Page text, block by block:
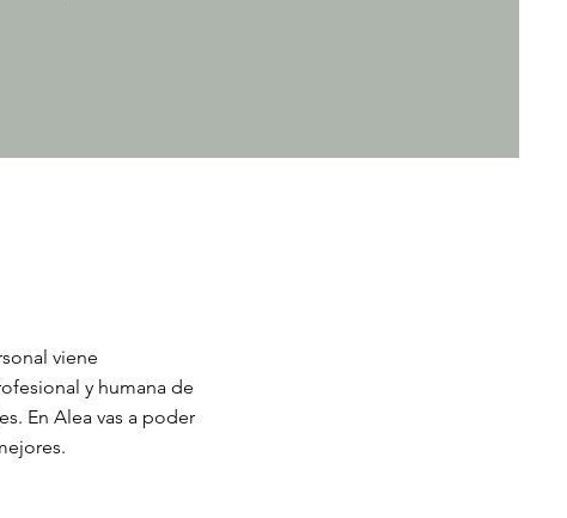
viene
y humana de
En Alea vas a poder